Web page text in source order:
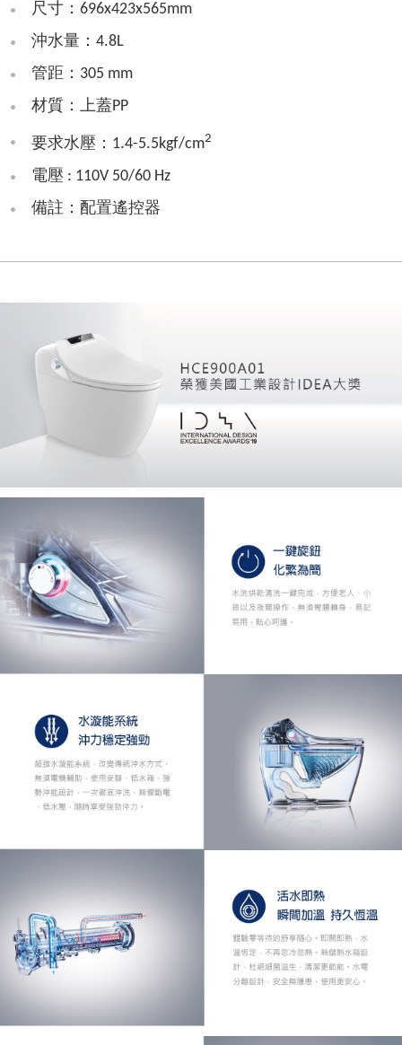
尺寸：696x423x565mm
沖水量：4.8L
管距：305 mm
材質：上蓋PP
要求水壓：1.4-5.5kgf/cm2
電壓 : 110V 50/60 Hz
備註：配置遙控器